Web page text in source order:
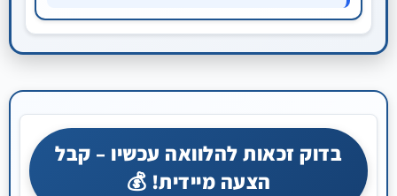
בדוק זכאות להלוואה עכשיו – קבל
הצעה מיידית! 💰